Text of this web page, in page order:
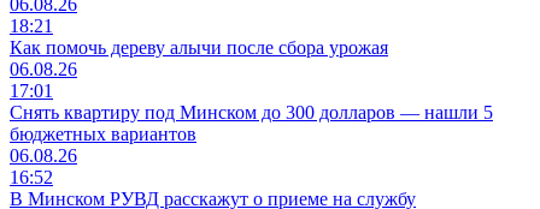
18:21
Как помочь дереву алычи после сбора урожая
06.08.26
17:01
Снять квартиру под Минском до 300 долларов — нашли 5
бюджетных вариантов
06.08.26
16:52
В Минском РУВД расскажут о приеме на службу